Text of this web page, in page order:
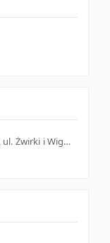
43-190 Mikołów, ul. Żwirki i Wigury 65, śląskie